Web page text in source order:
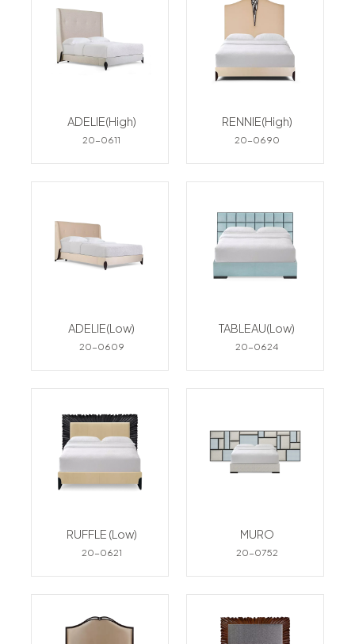
ADELIE(High)
20-0611
RENNIE(High)
20-0690
ADELIE(Low)
20-0609
TABLEAU(Low)
20-0624
RUFFLE (Low)
20-0621
MURO
20-0752